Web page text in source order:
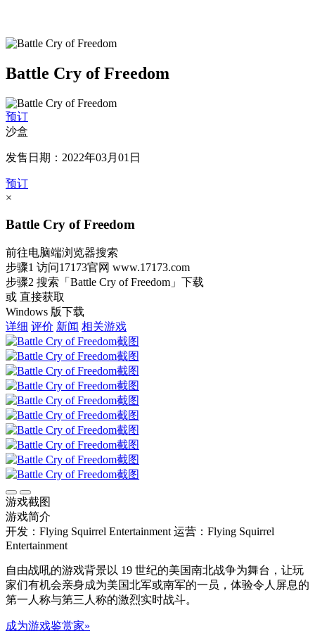
Battle Cry of Freedom
预订
沙盒
发售日期：2022年03月01日
预订
×
Battle Cry of Freedom
前往电脑端浏览器搜索
步骤1 访问17173官网 www.17173.com
步骤2 搜索 「Battle Cry of Freedom」 下载
或 直接获取
Windows 版下载
详细 评价 新闻 相关游戏
游戏截图
游戏简介
开发：Flying Squirrel Entertainment 运营：Flying Squirrel
Entertainment
自由战吼的游戏背景以 19 世纪的美国南北战争为舞台，让玩
家们有机会亲身成为美国北军或南军的一员，体验令人屏息的
第一人称与第三人称的激烈实时战斗。
成为游戏鉴赏家»